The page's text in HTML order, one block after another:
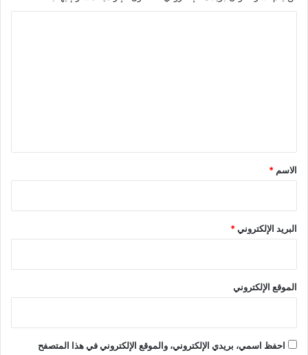
*
الاسم *
البريد الإلكتروني*
الموقع الإلكتروني
احفظ اسمي، بريدي الإلكتروني، والموقع الإلكتروني في هذا المتصفح